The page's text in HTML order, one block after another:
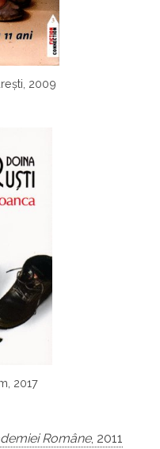
2009
2017
Române, 2011